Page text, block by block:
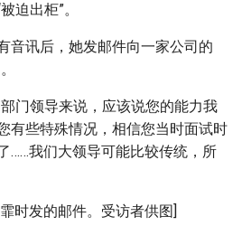
迫出柜”。
音讯后，她发邮件向一家公司的
门领导来说，应该说您的能力我
有些特殊情况，相信您当时面试时
……我们大领导可能比较传统，所
时发的邮件。受访者供图]